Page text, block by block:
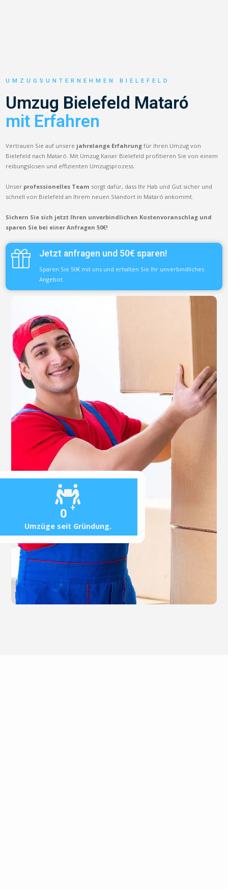
0 +
Umzüge seit Gründung.
UMZUGSUNTERNEHMEN BIELEFELD
Umzug Bielefeld Mataró
mit Erfahren
Vertrauen Sie auf unsere jahrelange Erfahrung für Ihren Umzug von
Bielefeld nach Mataró. Mit Umzug Kaiser Bielefeld profitieren Sie von einem
reibungslosen und effizienten Umzugsprozess.
Unser professionelles Team sorgt dafür, dass Ihr Hab und Gut sicher und
schnell von Bielefeld an Ihrem neuen Standort in Mataró ankommt.
Sichern Sie sich jetzt Ihren unverbindlichen Kostenvoranschlag und
sparen Sie bei einer Anfragen 50€!
Jetzt anfragen und 50€ sparen!
Sparen Sie 50€ mit uns und erhalten Sie Ihr unverbindliches
Angebot.